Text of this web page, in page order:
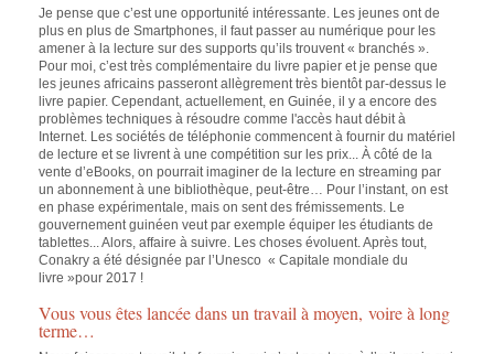
Je pense que c’est une opportunité intéressante. Les jeunes ont de
plus en plus de Smartphones, il faut passer au numérique pour les
amener à la lecture sur des supports qu’ils trouvent « branchés ».
Pour moi, c’est très complémentaire du livre papier et je pense que
les jeunes africains passeront allègrement très bientôt par-dessus le
livre papier. Cependant, actuellement, en Guinée, il y a encore des
problèmes techniques à résoudre comme l'accès haut débit à
Internet. Les sociétés de téléphonie commencent à fournir du matériel
de lecture et se livrent à une compétition sur les prix... À côté de la
vente d’eBooks, on pourrait imaginer de la lecture en streaming par
un abonnement à une bibliothèque, peut-être… Pour l’instant, on est
en phase expérimentale, mais on sent des frémissements. Le
gouvernement guinéen veut par exemple équiper les étudiants de
tablettes... Alors, affaire à suivre. Les choses évoluent. Après tout,
Conakry a été désignée par l’Unesco « Capitale mondiale du
livre »pour 2017 !
Vous vous êtes lancée dans un travail à moyen, voire à long
terme…